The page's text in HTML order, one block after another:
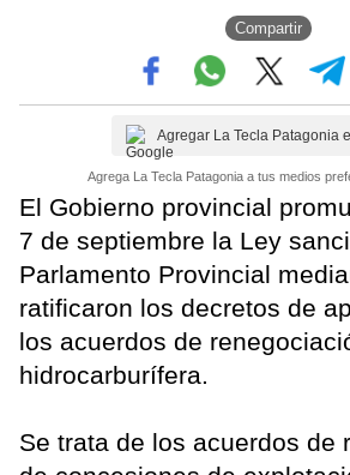
Compartir
Agregar La Tecla Patagonia
Agrega La Tecla Patagonia a tus medios
El Gobierno provincial
7 de septiembre la Ley
Parlamento Provincial
ratificaron los decretos de
los acuerdos de
hidrocarburífera.
Se trata de los acuerdos de